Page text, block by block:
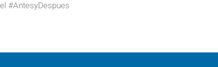
el #AntesyDespues